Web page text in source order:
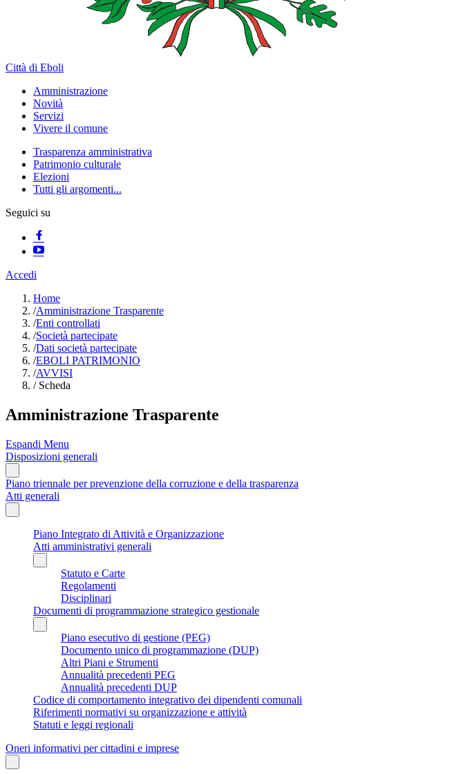
Città di Eboli
Amministrazione
Novità
Servizi
Vivere il comune
Trasparenza amministrativa
Patrimonio culturale
Elezioni
Tutti gli argomenti...
Seguici su
Accedi
Home
/Amministrazione Trasparente
/Enti controllati
/Società partecipate
/Dati società partecipate
/EBOLI PATRIMONIO
/AVVISI
/Scheda
Amministrazione Trasparente
Espandi Menu
Disposizioni generali
Piano triennale per prevenzione della corruzione e della trasparenza
Atti generali
Piano Integrato di Attività e Organizzazione
Atti amministrativi generali
Statuto e Carte
Regolamenti
Disciplinari
Documenti di programmazione strategico gestionale
Piano esecutivo di gestione (PEG)
Documento unico di programmazione (DUP)
Altri Piani e Strumenti
Annualità precedenti PEG
Annualità precedenti DUP
Codice di comportamento integrativo dei dipendenti comunali
Riferimenti normativi su organizzazione e attività
Statuti e leggi regionali
Oneri informativi per cittadini e imprese